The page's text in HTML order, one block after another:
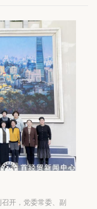
开，党委常委、副